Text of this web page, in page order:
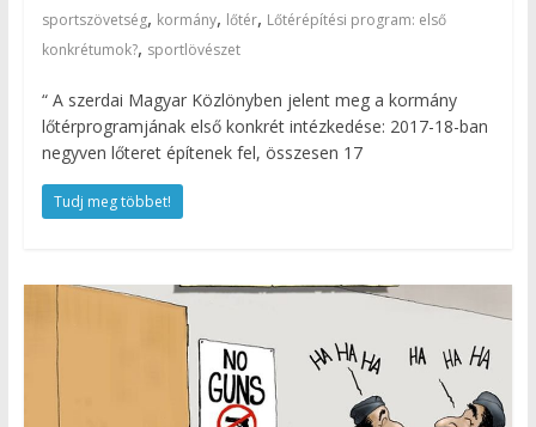
sportszövetség, kormány, lőtér, Lőtérépítési program: első
konkrétumok?, sportlövészet
“ A szerdai Magyar Közlönyben jelent meg a kormány
lőtérprogramjának első konkrét intézkedése: 2017-18-ban
negyven lőteret építenek fel, összesen 17
Tudj meg többet!